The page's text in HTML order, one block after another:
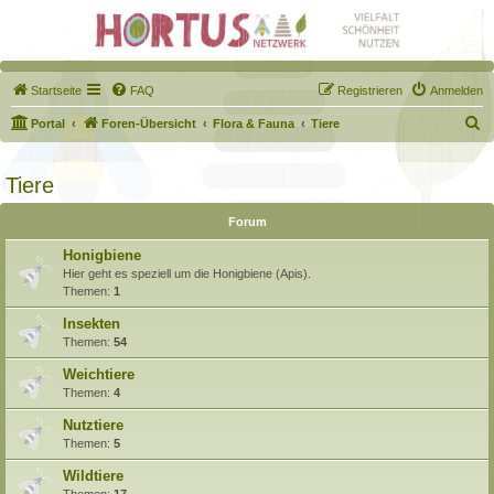
Startseite FAQ Anmelden
Registrieren
Portal Foren-Übersicht Flora & Fauna Tiere
u
h
Tiere
Forum
Honigbiene
Hier geht es speziell um die Honigbiene (Apis).
Themen: 1
Insekten
Themen: 54
Weichtiere
Themen: 4
Nutztiere
Themen: 5
Wildtiere